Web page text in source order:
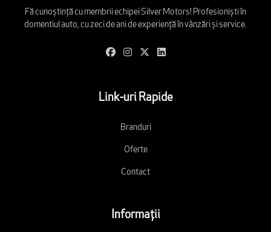
Fă cunoștință cu membrii echipei Silver Motors! Profesioniști în
domentiul auto, cu zeci de ani de experiență în vânzări și service.
Link-uri Rapide
Branduri
Oferte
Contact
Informații